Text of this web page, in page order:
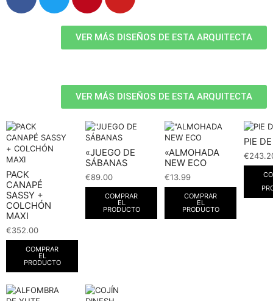
VER MÁS DISEÑOS DE ESTA ARQUITECTA
VER MÁS DISEÑOS DE ESTA ARQUITECTA
PACK
CANAPÉ
SASSY +
COLCHÓN
MAXI
€352.00
COMPRAR
EL
PRODUCTO
«JUEGO DE
SÁBANAS
€89.00
COMPRAR
EL
PRODUCTO
«ALMOHADA
NEW ECO
€13.99
COMPRAR
EL
PRODUCTO
PIE
€